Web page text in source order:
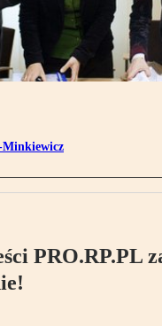
Minkiewicz
PRO.RP.PL